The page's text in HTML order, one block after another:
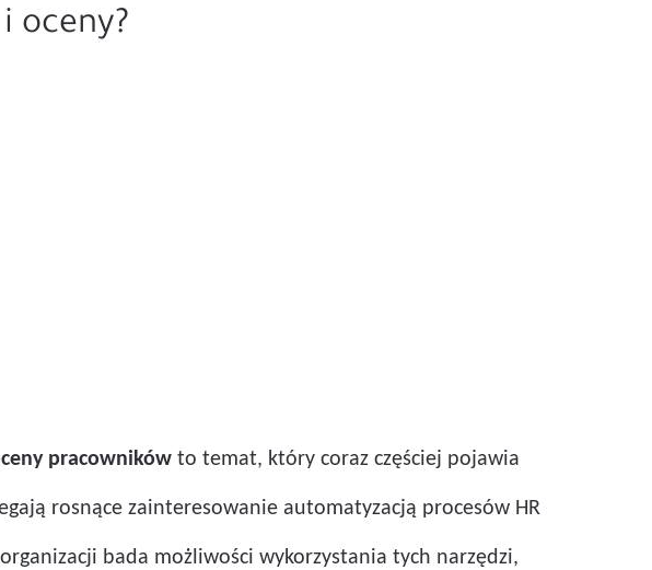
oceny?
pracowników to temat, który coraz częściej pojawia
rosnące zainteresowanie automatyzacją procesów HR
bada możliwości wykorzystania tych narzędzi,